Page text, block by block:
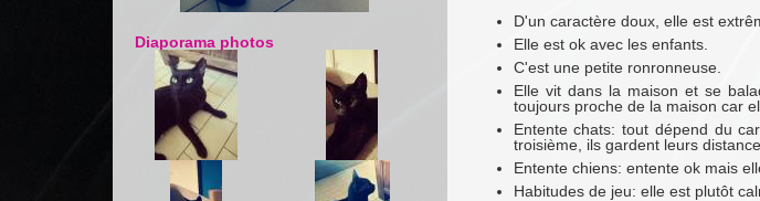
Diaporama photos
D'un caractère doux, elle est
Elle est ok avec les enfants.
C'est une petite ronronneuse.
Elle vit dans la maison et se
toujours proche de la maison car
Entente chats: tout dépend du
troisième, ils gardent leurs
Entente chiens: entente ok mais
Habitudes de jeu: elle est plutôt